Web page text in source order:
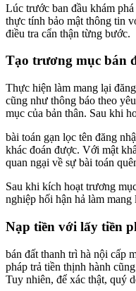
Lúc trước ban đầu khám
thực tính bảo mật thông tin
điều tra cẩn thận từng bước.
Tạo trương mục bán
Thực hiện làm mang lại
cũng như thông báo theo
mục của bản thân. Sau khi
bài toán gạn lọc tên đăng
khác đoán được. Với mật
quan ngại về sự bài toán
Sau khi kích hoạt trương
nghiệp hối hận hả làm
Nạp tiền với lấy tiền
bán đất thanh trì hà nội cấp
pháp trả tiền thịnh hành
Tuy nhiên, để xác thật, quý